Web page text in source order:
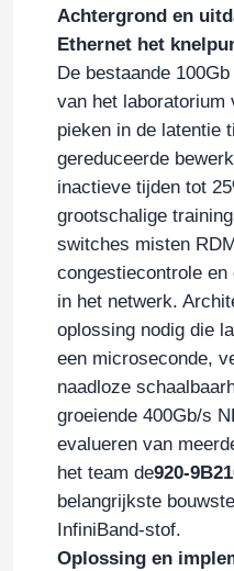
Achtergrond en
Ethernet het
De bestaande
van het laboratorium
pieken in de latentie
gereduceerde
inactieve tijden tot
grootschalige
switches misten
congestiecontrole
in het netwerk.
oplossing nodig die
een microseconde,
naadloze
groeiende 400Gb/s
evalueren van
het team de920-
belangrijkste
InfiniBand-stof.
Oplossing en